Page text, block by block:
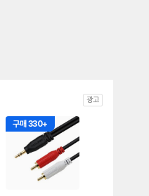
광고
구매 330+